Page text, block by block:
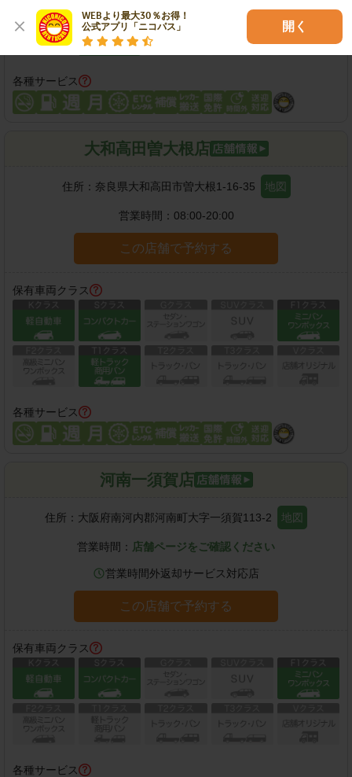
WEBより最大30％お得！
公式アプリ「ニコパス」
開く
各種サービス
大和高田曽大根店
住所： 奈良県大和高田市曽大根1-16-35 地図
営業時間： 08:00-20:00
この店舗で予約する
保有車両クラス
各種サービス
河南一須賀店
住所： 大阪府南河内郡河南町大字一須賀113-2 地図
営業時間： 店舗ページをご確認ください
営業時間外返却サービス対応店
この店舗で予約する
保有車両クラス
各種サービス